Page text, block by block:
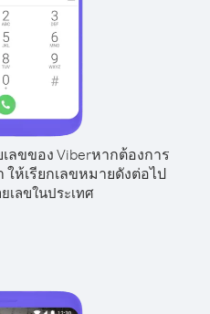
ลขของ Viberหากต้องการ
ห้เรียกเลขหมายดังต่อไป
เลขในประเทศ